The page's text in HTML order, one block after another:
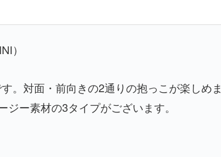
）
。対面・前向きの2通りの抱っこが楽しめま
ー素材の3タイプがございます。